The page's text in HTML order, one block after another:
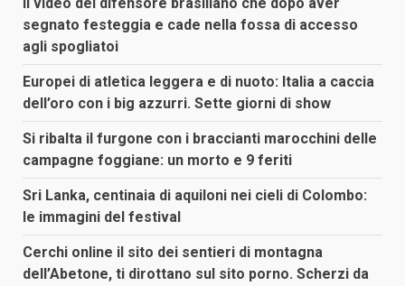
Il video del difensore brasiliano che dopo aver
segnato festeggia e cade nella fossa di accesso
agli spogliatoi
Europei di atletica leggera e di nuoto: Italia a caccia
dell’oro con i big azzurri. Sette giorni di show
Si ribalta il furgone con i braccianti marocchini delle
campagne foggiane: un morto e 9 feriti
Sri Lanka, centinaia di aquiloni nei cieli di Colombo:
le immagini del festival
Cerchi online il sito dei sentieri di montagna
dell’Abetone, ti dirottano sul sito porno. Scherzi da